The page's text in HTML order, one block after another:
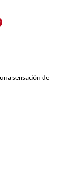
sensación de